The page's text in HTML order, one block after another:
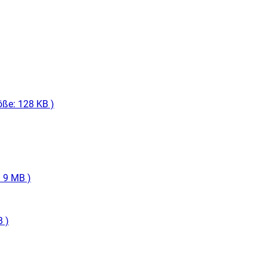
128 KB )
9 MB )
)